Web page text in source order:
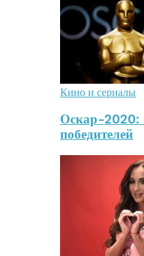
Кино и сериалы
Оскар-2020:
победителей